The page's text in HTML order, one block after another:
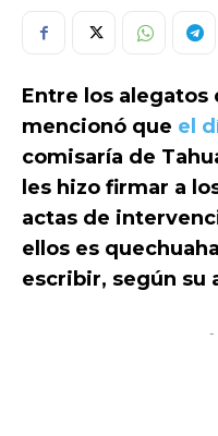
Entre los alegatos
mencionó que el
comisaría de
les hizo firmar a
actas de
ellos es
escribir, según su
-